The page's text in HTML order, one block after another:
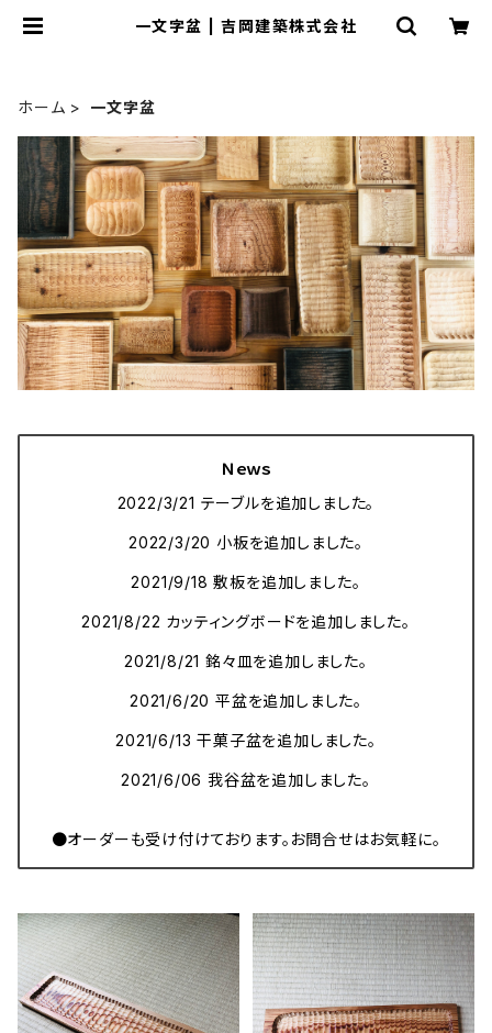
一文字盆 | 吉岡建築株式会社
ホーム 一文字盆
Ｎｅｗｓ
2022/3/21 テーブルを追加しました。
2022/3/20 小板を追加しました。
2021/9/18 敷板を追加しました。
2021/8/22 カッティングボードを追加しました。
2021/8/21 銘々皿を追加しました。
2021/6/20 平盆を追加しました。
2021/6/13 干菓子盆を追加しました。
2021/6/06 我谷盆を追加しました。
●オーダーも受け付けております。お問合せはお気軽に。